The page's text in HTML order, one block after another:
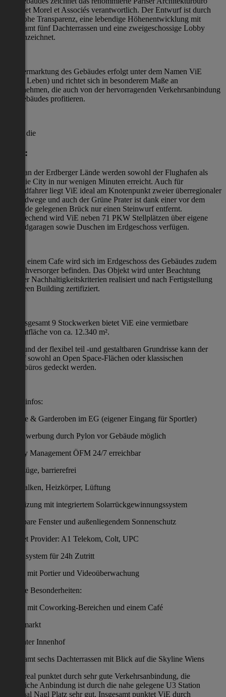
Chaix et Morel et Associés verantwortlich. Der Entwurf ist durch
eine hohe Transparenz, eine lebendige Höhenentwicklung mit
insgesamt fünf Dachterrassen und eine zweigeschossige Lobby
gekennzeichnet.
Die Vermarktung des Gebäudes erfolgt unter dem Namen ViE
(franz. Leben) und richtet sich in besonderem Maße an
Unternehmen, die auch von der hervorragenden Verkehrsanbindung
des Gebäudes profitieren.
Durch die
Lage:
direkt an der Erdberger Lände werden sowohl der Flughafen als
auch die City in nur wenigen Minuten erreicht. Auch für
Fahrradfahrer liegt ViE ideal am Knotenpunkt zweier überregionaler
Fahrradwege und auch der Grüne Prater ist dank einer vor dem
Gebäude gelegenen Brück nur einen Steinwurf entfernt.
Entsprechend wird ViE neben 71 PKW Stellplätzen über eigene
Fahrradgaragen sowie Duschen im Erdgeschoss verfügen.
Neben einem Cafe wird sich im Erdgeschoss des Gebäudes zudem
ein Nahversorger befinden. Das Objekt wird unter Beachtung
strenger Nachhaltigkeitskriterien realisiert und nach Fertigstellung
als Green Building zertifiziert.
Auf insgesamt 9 Stockwerken bietet ViE eine vermietbare
Gesamtfläche von ca. 12.340 m².
Aufgrund der flexibel teil -und gestaltbaren Grundrisse kann der
Bedarf sowohl an Open Space-Flächen oder klassischen
Zellenbüros gedeckt werden.
Zusatzinfos:
Dusche & Garderoben im EG (eigener Eingang für Sportler)
Außenwerbung durch Pylon vor Gebäude möglich
Facility Management ÖFM 24/7 erreichbar
5 Aufzüge, barrierefrei
Kühlbalken, Heizkörper, Lüftung
Gasheizung mit integriertem Solarrückgewinnungssystem
Öffenbare Fenster und außenliegendem Sonnenschutz
Internet Provider: A1 Telekom, Colt, UPC
Kartensystem für 24h Zutritt
Lobby mit Portier und Videoüberwachung
Weitere Besonderheiten:
Lobby mit Coworking-Bereichen und einem Café
Supermarkt
begrünter Innenhof
insgesamt sechs Dachterrassen mit Blick auf die Skyline Wiens
Das Areal punktet durch sehr gute Verkehrsanbindung, die
öffentliche Anbindung ist durch die nahe gelegene U3 Station
Kardinal Nagl Platz sehr gut. Insgesamt punktet ViE durch